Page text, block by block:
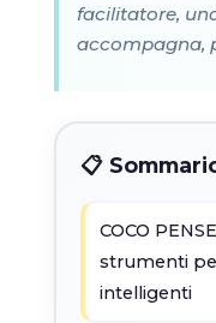
facilitatore,
accompagna,
📋
COCO
strumenti
intelligenti